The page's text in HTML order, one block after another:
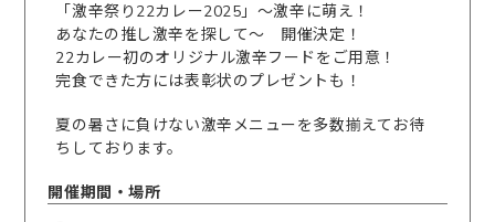
「激辛祭り22カレー2025」〜激辛に萌え！
あなたの推し激辛を探して～ 開催決定！
22カレー初のオリジナル激辛フードをご用意！
完食できた方には表彰状のプレゼントも！
夏の暑さに負けない激辛メニューを多数揃えてお待
ちしております。
開催期間・場所